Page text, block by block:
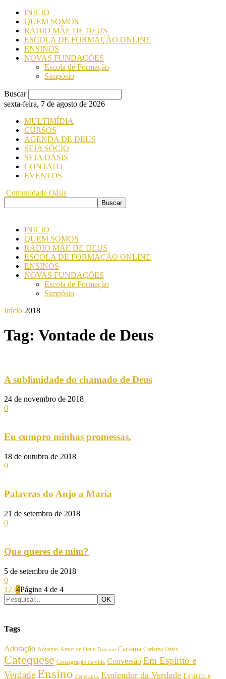
INICIO
QUEM SOMOS
RÁDIO MÃE DE DEUS
ESCOLA DE FORMAÇÃO ONLINE
ENSINOS
NOVAS FUNDAÇÕES
Escola de Formação
Simpósio
Buscar
sexta-feira, 7 de agosto de 2026
MULTIMÍDIA
CURSOS
AGENDA DE DEUS
SEJA SÓCIO
SEJA OÁSIS
CONTATO
EVENTOS
Comunidade Oásis
INICIO
QUEM SOMOS
RÁDIO MÃE DE DEUS
ESCOLA DE FORMAÇÃO ONLINE
ENSINOS
NOVAS FUNDAÇÕES
Escola de Formação
Simpósio
Início 2018
Tag: Vontade de Deus
A sublimidade do chamado de Deus
24 de novembro de 2018
0
Eu cumpro minhas promessas.
18 de outubro de 2018
0
Palavras do Anjo a Maria
21 de setembro de 2018
0
Que queres de mim?
5 de setembro de 2018
0
1 234Página 4 de 4
Tags
Adoração Advento Amor de Deus Batismo Carisma Carisma Oásis
Catequese Consagração de vida Conversão Em Espírito e
VerdadeEnsino Esperança Esplendor da Verdade Espírito e